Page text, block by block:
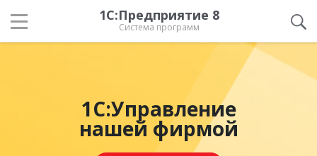
1С:Предприятие 8
Система программ
1С:Управление
нашей фирмой